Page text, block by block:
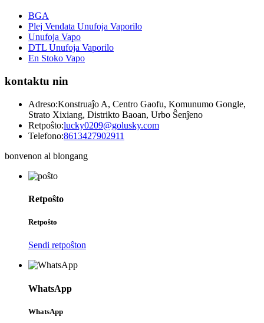
BGA
Plej Vendata Unufoja Vaporilo
Unufoja Vapo
DTL Unufoja Vaporilo
En Stoko Vapo
kontaktu nin
Adreso:Konstruaĵo A, Centro Gaofu, Komunumo Gongle,
Strato Xixiang, Distrikto Baoan, Urbo Ŝenĵeno
Retpoŝto:lucky0209@golusky.com
Telefono:8613427902911
bonvenon al blongang
Retpoŝto
Retpoŝto
Sendi retpoŝton
WhatsApp
WhatsApp